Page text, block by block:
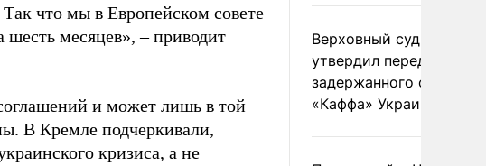
что мы в Европейском совете
месяцев», – приводит
и может лишь в той
В Кремле подчеркивали,
кризиса, а не
Верховный суд Швеции
утвердил передачу
задержанного
«Каффа» Украине